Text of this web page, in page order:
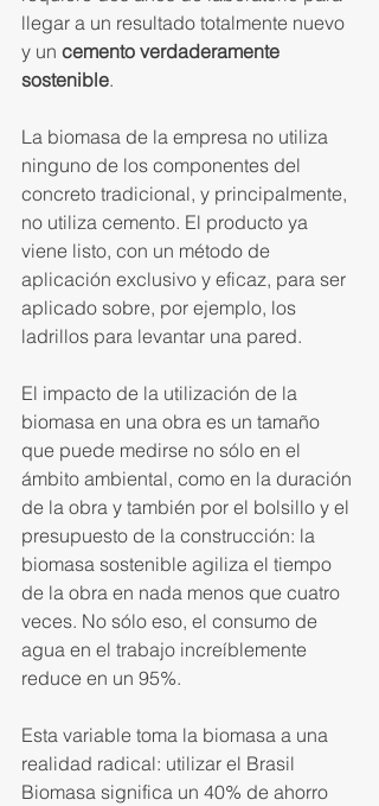
llegar a un resultado totalmente nuevo
y un cemento verdaderamente
sostenible.
La biomasa de la empresa no utiliza
ninguno de los componentes del
concreto tradicional, y principalmente,
no utiliza cemento. El producto ya
viene listo, con un método de
aplicación exclusivo y eficaz, para ser
aplicado sobre, por ejemplo, los
ladrillos para levantar una pared.
El impacto de la utilización de la
biomasa en una obra es un tamaño
que puede medirse no sólo en el
ámbito ambiental, como en la duración
de la obra y también por el bolsillo y el
presupuesto de la construcción: la
biomasa sostenible agiliza el tiempo
de la obra en nada menos que cuatro
veces. No sólo eso, el consumo de
agua en el trabajo increíblemente
reduce en un 95%.
Esta variable toma la biomasa a una
realidad radical: utilizar el Brasil
Biomasa significa un 40% de ahorro